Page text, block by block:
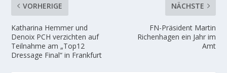
VORHERIGE
Katharina Hemmer und
Denoix PCH verzichten auf
Teilnahme am „Top12
Dressage Final“ in Frankfurt
NÄCHSTE
FN-Präsident Martin
Richenhagen ein Jahr im
Amt